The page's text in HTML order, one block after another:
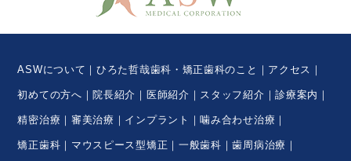
ASWについて ひろた哲哉歯科・矯正歯科のこと アクセス
初めての方へ 院長紹介 医師紹介 スタッフ紹介 診療案内
精密治療 審美治療 インプラント 噛み合わせ治療
矯正歯科 マウスピース型矯正 一般歯科 歯周病治療